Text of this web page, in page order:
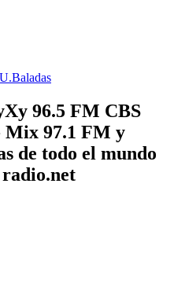
Baladas
96.5 FM CBS
97.1 FM y
de todo el mundo